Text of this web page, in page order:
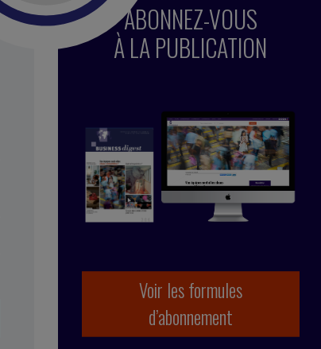
ABONNEZ-VOUS
À LA PUBLICATION
Voir les formules
d’abonnement